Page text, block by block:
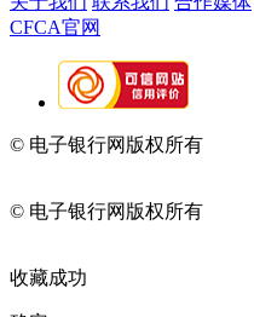
CFCA官网
© 电子银行网版权所有
© 电子银行网版权所有
收藏成功